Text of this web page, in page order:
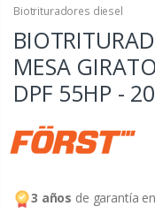
Biotrituradores diesel
MESA
DPF 55HP -
3 años de garantía